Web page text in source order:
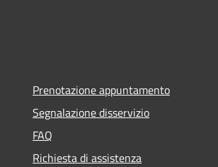
Prenotazione appuntamento
Segnalazione disservizio
FAQ
Richiesta di assistenza